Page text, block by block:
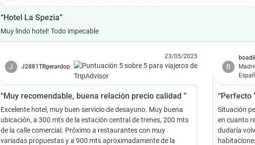
“Hotel La Spezia”
Muy lindo hotel! Todo impecable
J J2881TRgerardop
23/05/2025
“Muy recomendable, buena relación precio calidad ”
Excelente hotel, muy buen servicio de desayuno. Muy buena
ubicación, a 300 mts de la estación central de trenes, 200 mts
de la calle comercial. Próximo a restaurantes con muy
variadas propuestas y a 900 mts aproximadamente de la
B
“Perfecto
Situación
en cuanto
dudaría